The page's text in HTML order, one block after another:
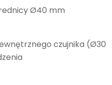
Ø40 mm
czujnika (Ø30